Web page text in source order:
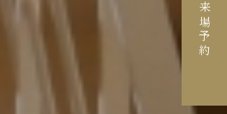
来場予約